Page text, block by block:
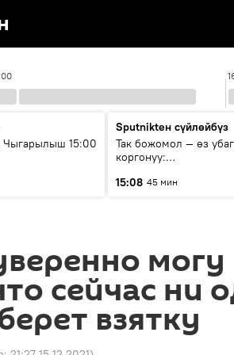
15:00
Sputnikteн сүйлөйбүз
Так божомол — өз
коргонуу:
кантип өркүндөтүлүүдө
15:08 45 мин
могу
сейчас ни
взятку